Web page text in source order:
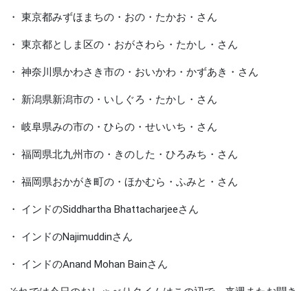
・ 東京都みずほまちの・おの・たかお・さん
・ 東京都としま区の・おがさわら・たかし・さん
・ 神奈川県かわさき市の・おいかわ・かずあき・さん
・ 新潟県新潟市の・いしぐろ・たかし・さん
・ 岐阜県みの市の・ひらの・せいいち・さん
・ 福岡県北九州市の・きのした・ひろみち・さん
・ 福岡県おかがき町の・ほかむら・ふみと・さん
・ インドのSiddhartha Bhattacharjeeさん
・ インドのNajimuddinさん
・ インドのAnand Mohan Bainさん